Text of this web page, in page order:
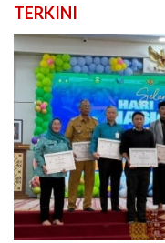
TERKINI